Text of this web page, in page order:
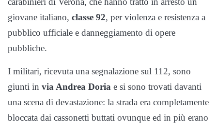
giovane italiano, classe 92, per violenza e resistenza a
pubblico ufficiale e danneggiamento di opere
pubbliche.
I militari, ricevuta una segnalazione sul 112, sono
giunti in via Andrea Doria e si sono trovati davanti
una scena di devastazione: la strada era completamente
bloccata dai cassonetti buttati ovunque ed in più erano